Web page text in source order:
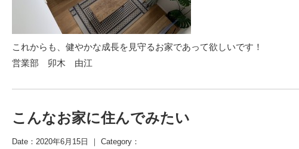
これからも、健やかな成長を見守るお家であって欲しいです！
営業部 卯木 由江
こんなお家に住んでみたい
Date：2020年6月15日 ｜ Category：